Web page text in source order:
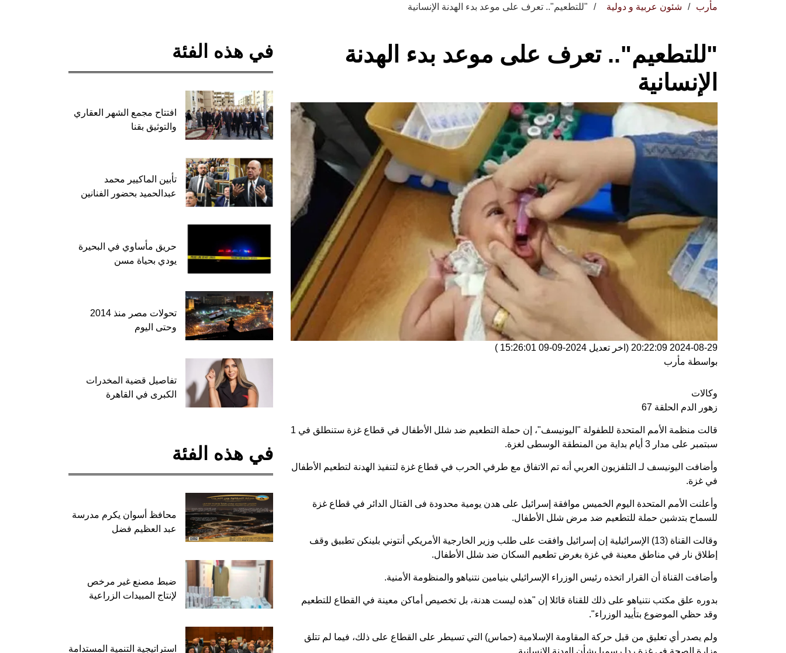
مأرب شئون عربية و دولية "للتطعيم".. تعرف على موعد بدء الهدنة الإنسانية
"للتطعيم".. تعرف على موعد بدء الهدنة
الإنسانية
2024-08-29 20:22:09 (اخر تعديل 2024-09-09 15:26:01
)
بواسطة مأرب
وكالات
زهور الدم الحلقة 67
قالت منظمة الأمم المتحدة للطفولة "اليونيسف"، إن حملة التطعيم ضد شلل الأطفال في قطاع غزة ستنطلق في 1
سبتمبر على مدار 3 أيام بداية من المنطقة الوسطى لغزة.
وأضافت اليونيسف لـ التلفزيون العربي أنه تم الاتفاق مع طرفي الحرب في قطاع غزة لتنفيذ الهدنة لتطعيم الأطفال
في غزة.
وأعلنت الأمم المتحدة اليوم الخميس موافقة إسرائيل على هدن يومية محدودة فى القتال الدائر في قطاع غزة
للسماح بتدشين حملة للتطعيم ضد مرض شلل الأطفال.
وقالت القناة (13) الإسرائيلية إن إسرائيل وافقت على طلب وزير الخارجية الأمريكي أنتوني بلينكن تطبيق وقف
إطلاق نار في مناطق معينة في غزة بغرض تطعيم السكان ضد شلل الأطفال.
وأضافت القناة أن القرار اتخذه رئيس الوزراء الإسرائيلي بنيامين نتنياهو والمنظومة الأمنية.
بدوره علق مكتب نتنياهو على ذلك للقناة قائلا إن "هذه ليست هدنة، بل تخصيص أماكن معينة في القطاع للتطعيم
وقد حظي الموضوع بتأييد الوزراء".
ولم يصدر أي تعليق من قبل حركة المقاومة الإسلامية (حماس) التي تسيطر على القطاع على ذلك، فيما لم تتلق
في هذه الفئة
افتتاح مجمع الشهر العقاري
والتوثيق بقنا
تأبين الماكيير محمد
عبدالحميد بحضور الفنانين
حريق مأساوي في البحيرة
يودي بحياة مسن
تحولات مصر منذ 2014
وحتى اليوم
تفاصيل قضية المخدرات
الكبرى في القاهرة
في هذه الفئة
محافظ أسوان يكرم مدرسة
عبد العظيم فضل
ضبط مصنع غير مرخص
لإنتاج المبيدات الزراعية
استراتيجية التنمية المستدامة